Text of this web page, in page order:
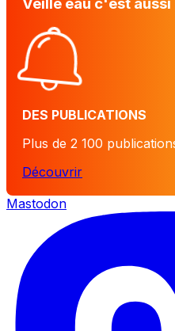
DES PUBLICATIONS
Plus de 2 100
Découvrir
Mastodon